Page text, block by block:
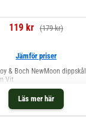
119 kr (179 kr)
Läs mer här
Jämför priser
& Boch NewMoon dippskål
Vit